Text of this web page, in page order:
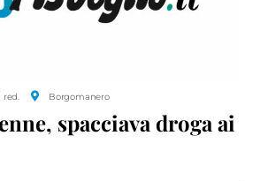
red. Borgomanero
spacciava droga ai